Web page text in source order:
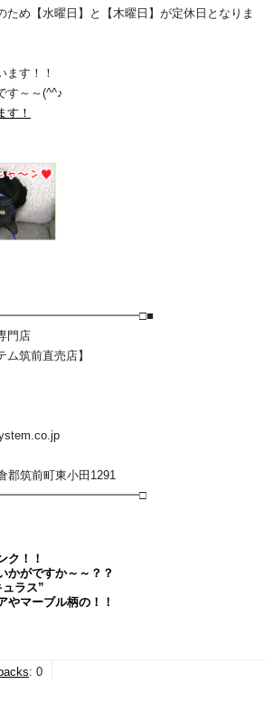
め【水曜日】と【木曜日】が定休日となりま
ます！！
す～～(^^♪
す！
門店
ム筑前直売店】
筑前町東小田1291
ク！！
かがですか～～？？
ラス”
やマーブル柄の！！
: 0